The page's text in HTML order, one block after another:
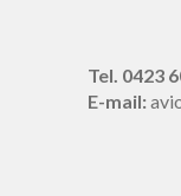
Tel. 0423
E-mail: